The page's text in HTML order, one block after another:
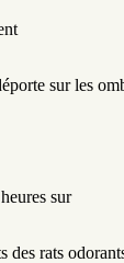
sur les
sur
des rats